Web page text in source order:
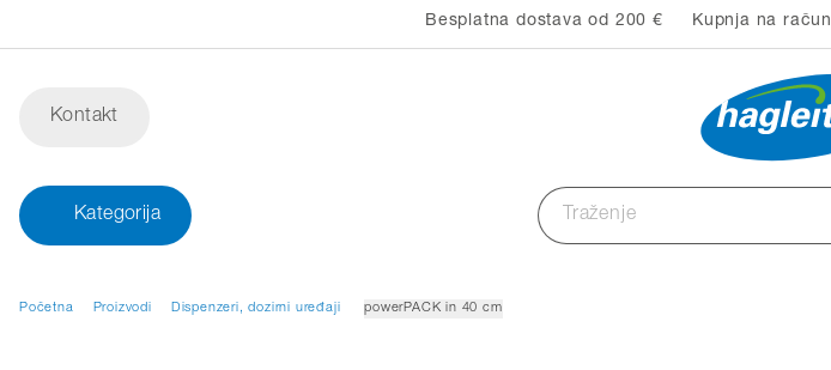
Besplatna dostava od 200 € Kupnja na račun
Kontakt
Kategorija
Početna Proizvodi Dispenzeri, dozirni uređaji powerPACK in 40 cm